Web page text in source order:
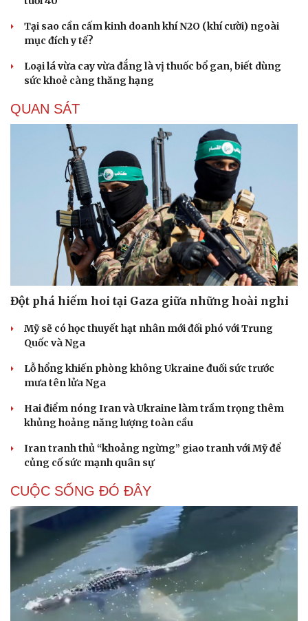
Tại sao cần cấm kinh doanh khí N2O (khí cười) ngoài
mục đích y tế?
Loại lá vừa cay vừa đắng là vị thuốc bổ gan, biết dùng
sức khoẻ càng thăng hạng
QUAN SÁT
Đột phá hiếm hoi tại Gaza giữa những hoài nghi
Mỹ sẽ có học thuyết hạt nhân mới đối phó với Trung
Quốc và Nga
Lỗ hổng khiến phòng không Ukraine đuối sức trước
mưa tên lửa Nga
Hai điểm nóng Iran và Ukraine làm trầm trọng thêm
khủng hoảng năng lượng toàn cầu
Iran tranh thủ “khoảng ngừng” giao tranh với Mỹ để
củng cố sức mạnh quân sự
CUỘC SỐNG ĐÓ ĐÂY